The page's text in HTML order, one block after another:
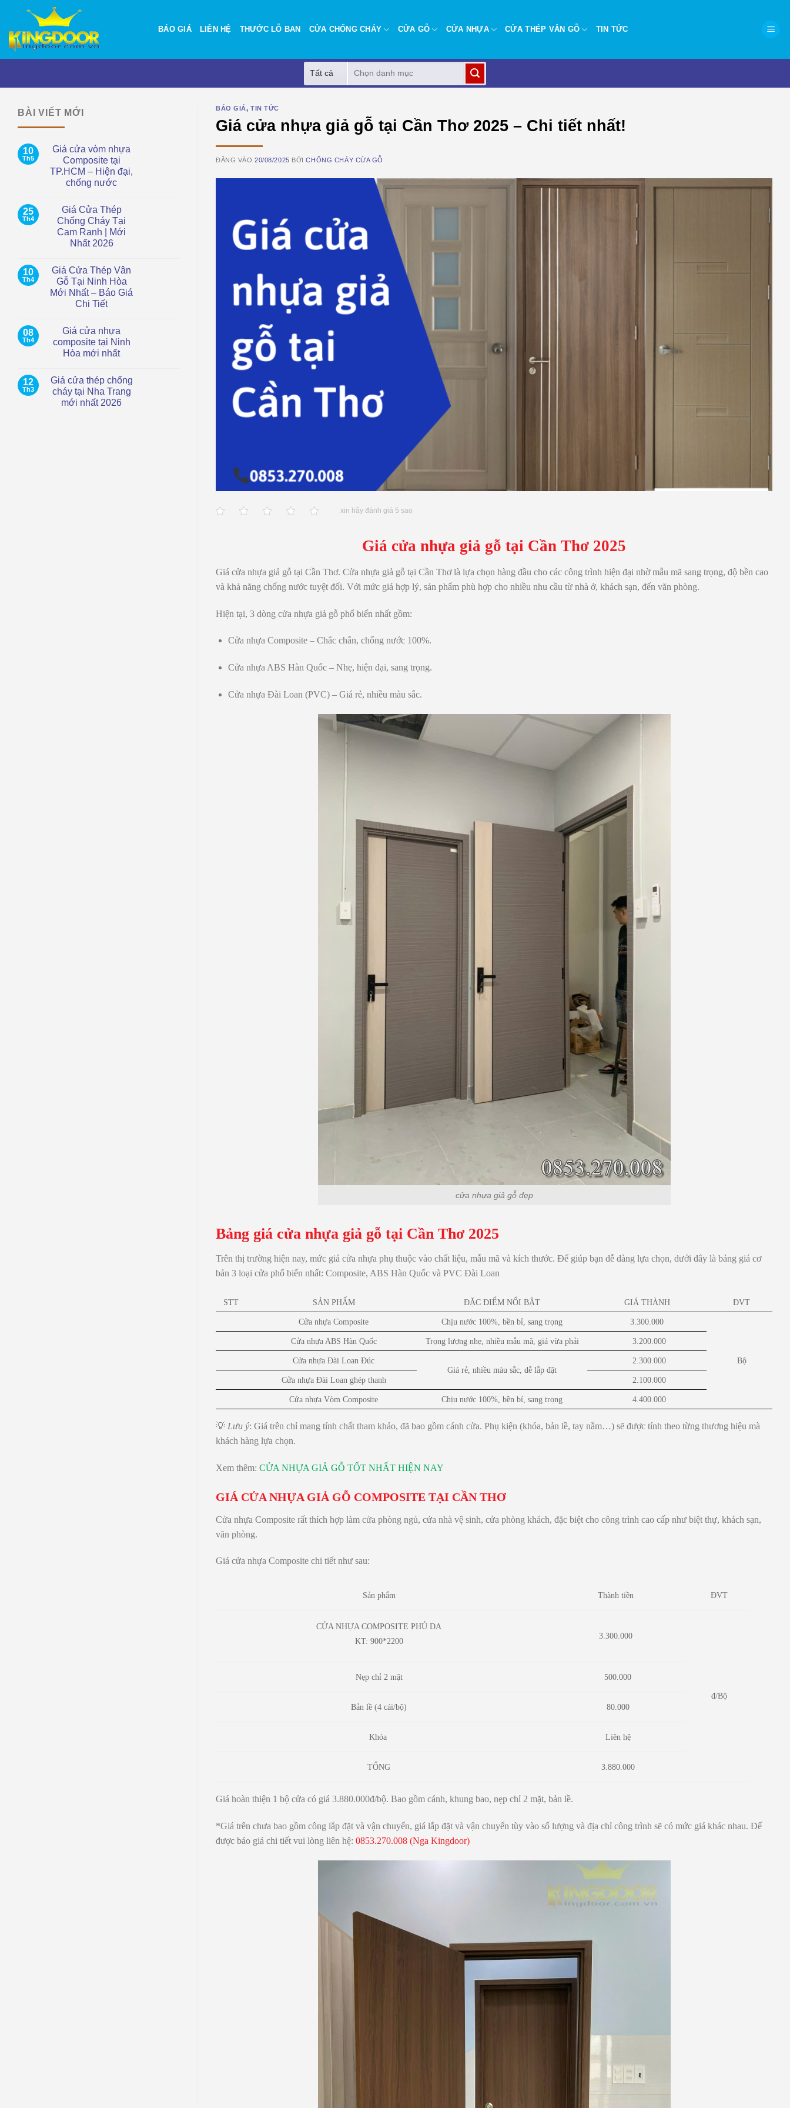
nội
dung
BÁO GIÁ LIÊN HỆ THƯỚC LỖ BAN CỬA CHỐNG CHÁY CỬA GỖ CỬA NHỰA CỬA THÉP VÂN GỖ TIN TỨC
kiếm:
BÀI VIẾT MỚI
10
Th5
Giá cửa vòm nhựa
Composite tại
TP.HCM – Hiện đại,
chống nước
bình
luận
ở
Giá
cửa
vòm
TP.HCM
–
Hiện
đại,
chống
25
Th4
Giá Cửa Thép
Chống Cháy Tại
Cam Ranh | Mới
Nhất 2026
bình
luận
ở
Giá
Cửa
Thép
Tại
Cam
Ranh
|
2026
10
Th4
Giá Cửa Thép Vân
Gỗ Tại Ninh Hòa
Mới Nhất – Báo Giá
Chi Tiết
bình
luận
ở
Giá
Vân
Gỗ
Tại
Ninh
Hòa
08
Th4
Giá cửa nhựa
composite tại Ninh
Hòa mới nhất
bình
luận
ở
Giá
12
Th3
Giá cửa thép chống
cháy tại Nha Trang
mới nhất 2026
BÁO GIÁ,TIN TỨC
Giá cửa nhựa giả gỗ tại Cần Thơ 2025 – Chi tiết nhất!
ĐĂNG VÀO20/08/2025 BỞICHỐNG CHÁY CỬA GỖ
xin hãy đánh giá 5 sao
Giá cửa nhựa giả gỗ tại Cần Thơ 2025
Giá cửa nhựa giả gỗ tại Cần Thơ. Cửa nhựa giả gỗ tại Cần Thơlà lựa chọn hàng đầu cho các công trình hiện đại nhờmẫu mã sang trọng, độ bền cao
và khả năng chống nước tuyệt đối. Với mức giá hợp lý, sản phẩm phù hợp cho nhiều nhu cầu từ nhà ở, khách sạn, đến văn phòng.
Hiện tại, 3 dòng cửa nhựa giả gỗ phổ biến nhất gồm:
Cửa nhựa Composite– Chắc chắn, chống nước 100%.
Cửa nhựa ABS Hàn Quốc– Nhẹ, hiện đại, sang trọng.
Cửa nhựa Đài Loan (PVC)– Giá rẻ, nhiều màu sắc.
cửa nhựa giả gỗ đẹp
Bảng giá cửa nhựa giả gỗ tại Cần Thơ 2025
Trên thị trường hiện nay, mức giá cửa nhựa phụ thuộc vào chất liệu, mẫu mã và kích thước. Để giúp bạn dễ dàng lựa chọn, dưới đây là bảng giá cơ
bản 3 loại cửa phổ biến nhất: Composite, ABS Hàn Quốc và PVC Đài Loan
STT SẢN PHẨM ĐẶC ĐIỂM NỔI BẬT GIÁ THÀNH ĐVT
Cửa nhựa Composite Chịu nước 100%, bền bỉ, sang trọng 3.300.000
Bộ
Cửa nhựa ABS Hàn Quốc Trọng lượng nhẹ, nhiều mẫu mã, giá vừa phải 3.200.000
Cửa nhựa Đài Loan Đúc
Giá rẻ, nhiều màu sắc, dễ lắp đặt
2.300.000
Cửa nhựa Đài Loan ghép thanh 2.100.000
Cửa nhựa Vòm Composite Chịu nước 100%, bền bỉ, sang trọng 4.400.000
💡 Lưu ý: Giá trên chỉ mang tính chất tham khảo, đã bao gồm cánh cửa. Phụ kiện (khóa, bản lề, tay nắm…) sẽ được tính theo từng thương hiệu mà
khách hàng lựa chọn.
Xem thêm: CỬA NHỰA GIẢ GỖ TỐT NHẤT HIỆN NAY
GIÁ CỬA NHỰA GIẢ GỖ COMPOSITE TẠI CẦN THƠ
Cửa nhựa Composite rất thích hợp làm cửa phòng ngủ, cửa nhà vệ sinh, cửa phòng khách, đặc biệt cho công trình cao cấp như biệt thự, khách sạn,
văn phòng.
Giá cửa nhựa Composite chi tiết như sau:
Sản phẩm Thành tiền ĐVT
CỬA NHỰA COMPOSITE PHỦ DA
KT: 900*2200
3.300.000
đ/Bộ
Nẹp chỉ 2 mặt 500.000
Bản lề (4 cái/bộ) 80.000
Khóa Liên hệ
TỔNG 3.880.000
Giá hoàn thiện 1 bộ cửa có giá 3.880.000đ/bộ. Bao gồm cánh, khung bao, nẹp chỉ 2 mặt, bản lề.
*Giá trên chưa bao gồm công lắp đặt và vận chuyển, giá lắp đặt và vận chuyển tùy vào số lượng và địa chỉ công trình sẽ có mức giá khác nhau. Để
được báo giá chi tiết vui lòng liên hệ: 0853.270.008 (Nga Kingdoor)